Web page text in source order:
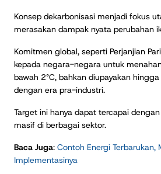
Konsep dekarbonisasi menjadi fokus
merasakan dampak nyata perubahan
Komitmen global, seperti Perjanjian
kepada negara-negara untuk
bawah 2°C, bahkan diupayakan
dengan era pra-industri.
Target ini hanya dapat tercapai
masif di berbagai sektor.
Baca Juga: Contoh Energi Terbarukan,
Implementasinya